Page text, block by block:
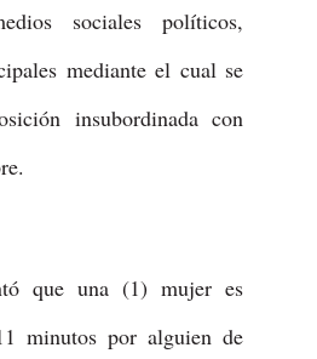
sociales políticos,
mediante el cual se
insubordinada con
que una (1) mujer es
minutos por alguien de